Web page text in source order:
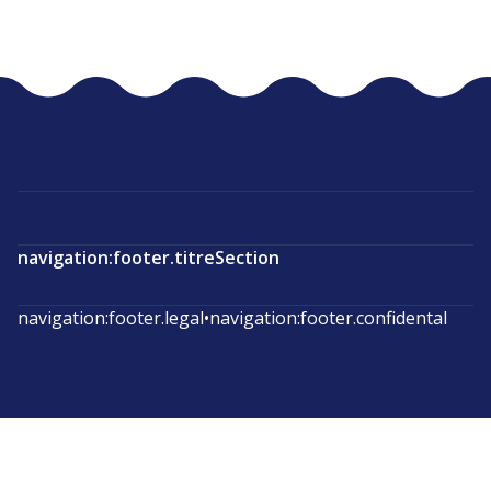
navigation:footer.titreSection
navigation:footer.legal•navigation:footer.confidental